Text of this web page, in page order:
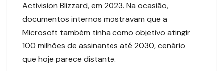
Activision Blizzard, em 2023. Na ocasião,
documentos internos mostravam que a
Microsoft também tinha como objetivo atingir
100 milhões de assinantes até 2030, cenário
que hoje parece distante.